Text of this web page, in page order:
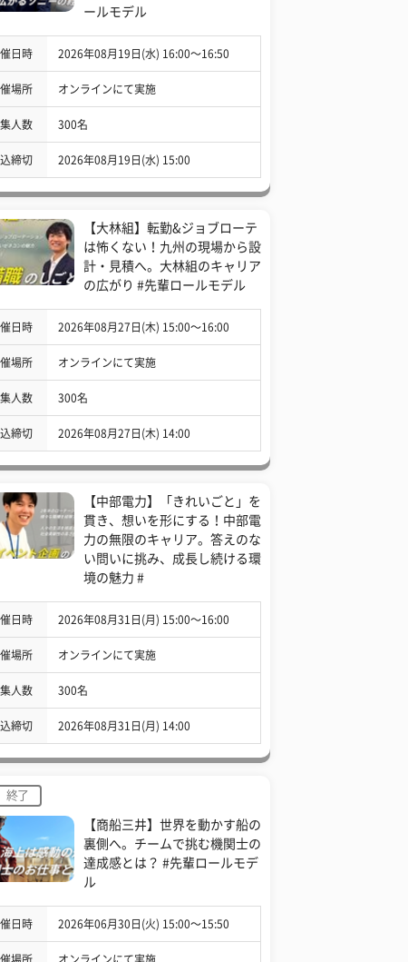
ールモデル
日時 2026年08月19日(水) 16:00〜16:50
場所 オンラインにて実施
人数 300名
締切 2026年08月19日(水) 15:00
【大林組】転勤&ジョブローテ
は怖くない！九州の現場から設
計・見積へ。大林組のキャリア
の広がり #先輩ロールモデル
日時 2026年08月27日(木) 15:00〜16:00
場所 オンラインにて実施
人数 300名
締切 2026年08月27日(木) 14:00
【中部電力】「きれいごと」を
貫き、想いを形にする！中部電
力の無限のキャリア。答えのな
い問いに挑み、成長し続ける環
境の魅力 #
日時 2026年08月31日(月) 15:00〜16:00
場所 オンラインにて実施
人数 300名
締切 2026年08月31日(月) 14:00
終了
【商船三井】世界を動かす船の
裏側へ。チームで挑む機関士の
達成感とは？ #先輩ロールモデ
ル
日時 2026年06月30日(火) 15:00〜15:50
場所 オンラインにて実施